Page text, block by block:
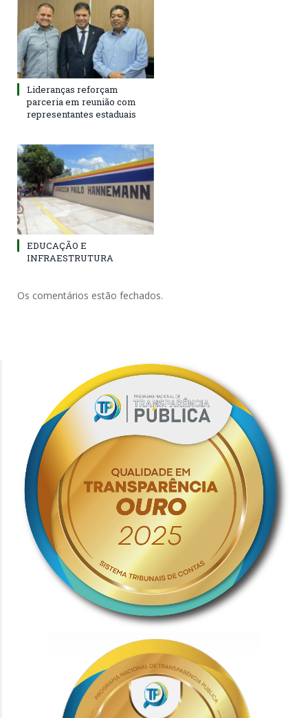
Lideranças reforçam
parceria em reunião com
representantes estaduais
EDUCAÇÃO E
INFRAESTRUTURA
Os comentários estão fechados.